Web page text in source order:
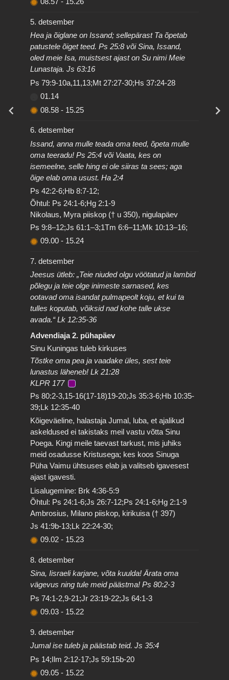
5. detsember
Hea ja õiglane on Issand; sellepärast Ta õpetab
patustele õiget teed. Ps 25:8 või Sina, Issand,
oled meie Isa, muistsest ajast on Su nimi Meie
Lunastaja. Js 63:16
Ps 79:9-10a,11,13;Mt 27:27-30;Hs 37:24-28
01.14
08.58 - 15.25
6. detsember
Issand, anna mulle teada oma teed, õpeta mulle
oma teeradu! Ps 25:4 või Vaata, kes on
isemeelne, selle hing ei ole siiras ta sees; aga
õige elab oma usust. Ha 2:4
Ps 42:2-6;Hb 8:7-12;
Õhtul: Ps 24:1-6;Hg 2:1-9
Nikolaus, Myra piiskop († u 350), nigulapäev
Ps 9:8–12;Js 61:1–3;1Tm 6:6–11;Mk 10:13–16;
09.00 - 15.24
7. detsember
Jeesus ütleb: „Teie niuded olgu vöötatud ja lambid
põlegu ja teie olge inimeste sarnased, kes
ootavad oma isandat pulmapeolt koju, et kui ta
tulles koputab, võiksid nad kohe talle ukse
avada.“ Lk 12:35-36
Advendiaja 2. pühapäev
Sinu Kuningas tuleb kirkuses
Tõstke oma pea ja vaadake üles, sest teie
lunastus läheneb! Lk 21:28
KLPR 177
Ps 80:2-3,15-16(17-18)19-20;Js 35:3-6;Hb 10:35-
39;Lk 12:35-40
Kõigeväeline, halastaja Jumal, luba, et ajalikud
askeldused ei takistaks meil vastu võtta Sinu
Poega. Kingi meile taevast tarkust, mis juhiks
meid osadusse Kristusega; kes koos Sinuga
Püha Vaimu ühtsuses elab ja valitseb igavesest
ajast igavesti.
Lisalugemine: Brk 4:36-5:9
Õhtul: Ps 24:1-6;Js 26:7-12;Ps 24:1-6;Hg 2:1-9
Ambrosius, Milano piiskop, kirikuisa († 397)
Js 41:9b-13;Lk 22:24-30;
09.02 - 15.23
8. detsember
Sina, Iisraeli karjane, võta kuulda! Ärata oma
vägevus ning tule meid päästma! Ps 80:2-3
Ps 74:1-2,9-21;Jr 23:19-22;Js 64:1-3
09.03 - 15.22
9. detsember
Jumal ise tuleb ja päästab teid. Js 35:4
Ps 14;Ilm 2:12-17;Js 59:15b-20
09.05 - 15.22